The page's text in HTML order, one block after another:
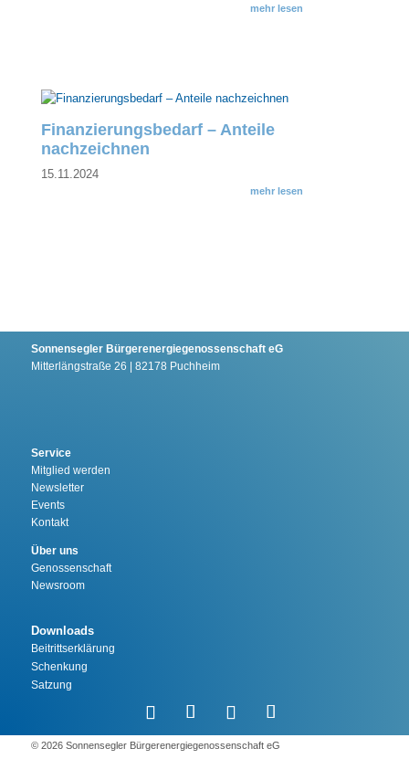
mehr lesen
Finanzierungsbedarf – Anteile
nachzeichnen
15.11.2024
mehr lesen
Sonnensegler Bürgerenergiegenossenschaft eG
Mitterlängstraße 26 | 82178 Puchheim
Service
Mitglied werden
Newsletter
Events
Kontakt
Über uns
Genossenschaft
Newsroom
Downloads
Beitrittserklärung
Schenkung
Satzung
©️ 2026 Sonnensegler Bürgerenergiegenossenschaft eG